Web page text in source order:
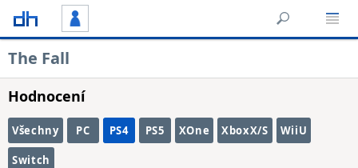
The Fall
Hodnocení
Všechny PC PS4 PS5 XOne XboxX/S WiiU
Switch